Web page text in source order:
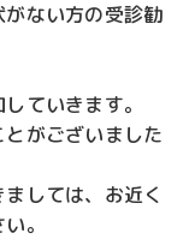
ない方の受診勧
ていきます。
がございました
しては、お近く
。